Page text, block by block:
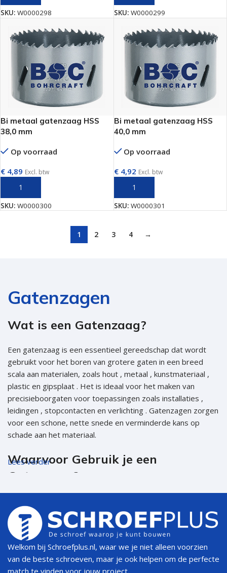
SKU: W0000298 SKU: W0000299
Bi metaal gatenzaag HSS
38,0 mm
Op voorraad
€ 4,89 Excl. btw
SKU: W0000300
Bi metaal gatenzaag HSS
40,0 mm
Op voorraad
€4,92 Excl. btw
SKU: W0000301
1 2 3 4 →
Gatenzagen
Wat is een Gatenzaag?
Een gatenzaag is een essentieel gereedschap dat wordt
gebruikt voor het boren van grotere gaten in een breed
scala aan materialen, zoals hout , metaal , kunstmateriaal ,
plastic en gipsplaat . Het is ideaal voor het maken van
precisieboorgaten voor toepassingen zoals installaties ,
leidingen , stopcontacten en verlichting . Gatenzagen zorgen
voor een schone, nette snede en verminderde kans op
schade aan het materiaal.
Waarvoor Gebruik je een
Gatenzaag?
grotere, ronde gaten moeten boren in materialen zoals
hardhout , metalen platen , kunststoffen , tegels , en
gipsplaten . Veelvoorkomende toepassingen zijn het
installeren van stopcontacten , het plaatsen van leidingen ,
het doorboren van verlichtingsgaten en het creëren van
Lees verder
Welkom bij Schroefplus.nl, waar we je niet alleen voorzien
van de beste schroeven, maar je ook helpen om de perfecte